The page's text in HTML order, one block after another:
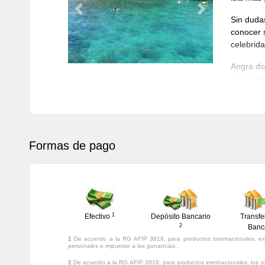
agua
Previous Next
Sin
conocer
Angra
Formas de pago
Efectivo 1 Depósito Bancario
2
1
De acuerdo a la RG AFIP 3819, para productos internacionales,
personales e impuesto a las ganancias.
2 De acuerdo a la RG AFIP 3819, para productos internacionales,